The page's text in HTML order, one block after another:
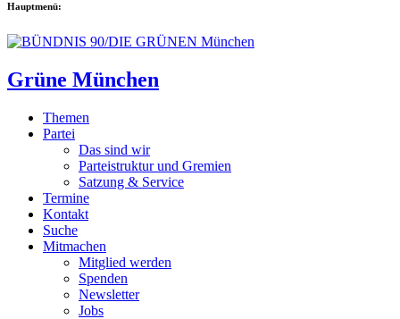
Hauptmenü:
Grüne München
Themen
Partei
Das sind wir
Parteistruktur und Gremien
Satzung & Service
Termine
Kontakt
Suche
Mitmachen
Mitglied werden
Spenden
Newsletter
Jobs